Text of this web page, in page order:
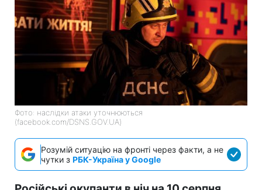
Фото: наслідки атаки уточнюються
(facebook.com/DSNS.GOV.UA)
Розумій ситуацію на фронті через факти, а не
чутки з РБК-Україна у Google